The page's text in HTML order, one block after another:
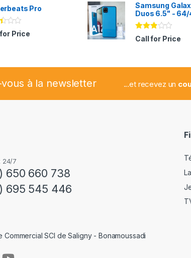
Pro
Price
5
Samsung
Duos 6.5" - 64/
Note
2.78
Call for Price
à la newsletter ...et recevez un
24/7
650 660 738
695 545 446
Commercial SCI de Saligny - Bonamoussadi